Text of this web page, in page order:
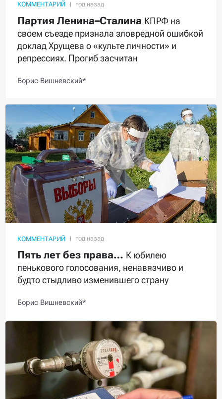
КОММЕНТАРИЙ
Партия Ленина–Сталина КПРФ на
своем съезде признала зловредной ошибкой
доклад Хрущева о «культе личности» и
репрессиях. Прогиб засчитан
Борис Вишневский*
КОММЕНТАРИЙ
Пять лет без права… К юбилею
пенькового голосования, ненавязчиво и
будто стыдливо изменившего страну
Борис Вишневский*